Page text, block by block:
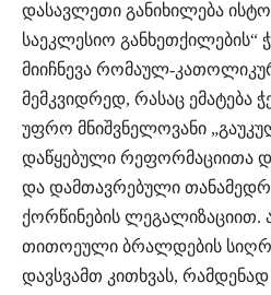
დასავლეთი განიხილება
საეკლესიო განხეთქილების“
მიიჩნევა რომაულ-
მემკვიდრედ, რასაც ემატება
უფრო მნიშვნელოვანი
დაწყებული რეფორმაციითა
და დამთავრებული
ქორწინების ლეგალიზაციით.
თითოეული ბრალდების
დავსვამთ კითხვას,